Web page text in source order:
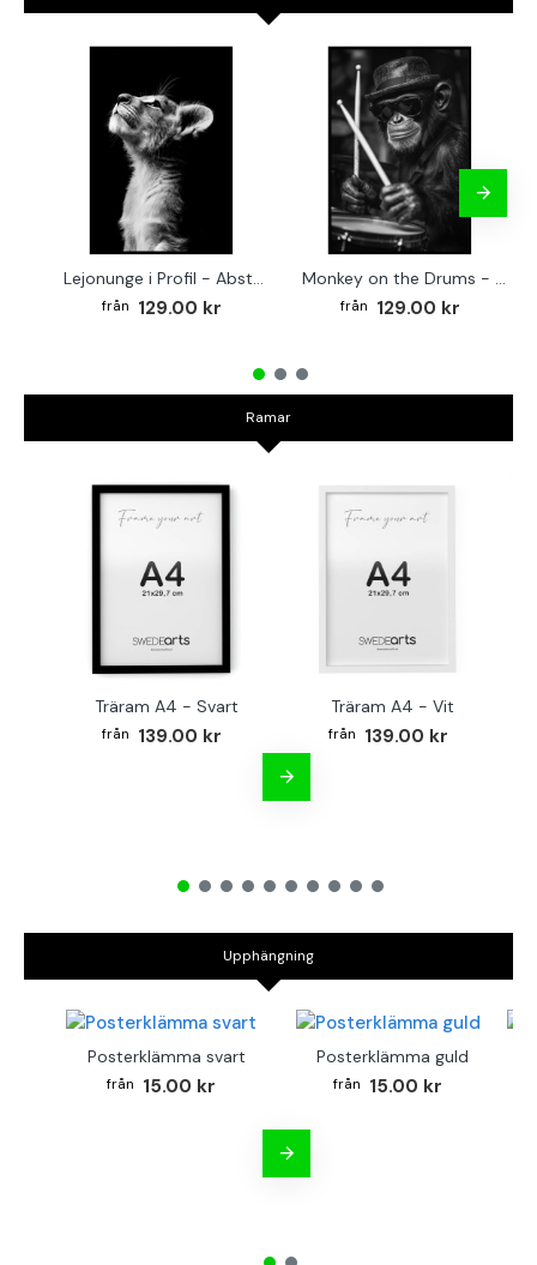
Lejonunge i Profil - Abstrakt poster i svartvitt
129.00 kr
Monkey on the Drums - Trendig poster
129.00 kr
Ramar
Träram A4 - Svart
139.00 kr
Träram A4 - Vit
139.00 kr
Upphängning
Posterklämma svart
15.00 kr
Posterklämma guld
15.00 kr